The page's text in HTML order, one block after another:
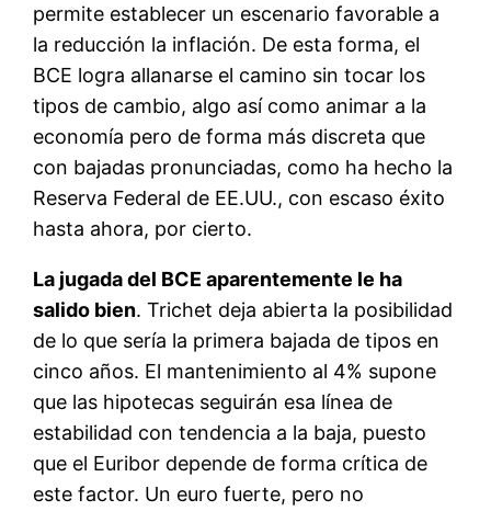
permite establecer un escenario favorable a
la reducción la inflación. De esta forma, el
BCE logra allanarse el camino sin tocar los
tipos de cambio, algo así como animar a la
economía pero de forma más discreta que
con bajadas pronunciadas, como ha hecho la
Reserva Federal de EE.UU., con escaso éxito
hasta ahora, por cierto.
La jugada del BCE aparentemente le ha
salido bien. Trichet deja abierta la posibilidad
de lo que sería la primera bajada de tipos en
cinco años. El mantenimiento al 4% supone
que las hipotecas seguirán esa línea de
estabilidad con tendencia a la baja, puesto
que el Euribor depende de forma crítica de
este factor. Un euro fuerte, pero no